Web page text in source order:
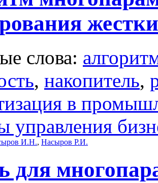
слова:
, накопитель,
в
управления
И.Н., Насыров Р.И.
для